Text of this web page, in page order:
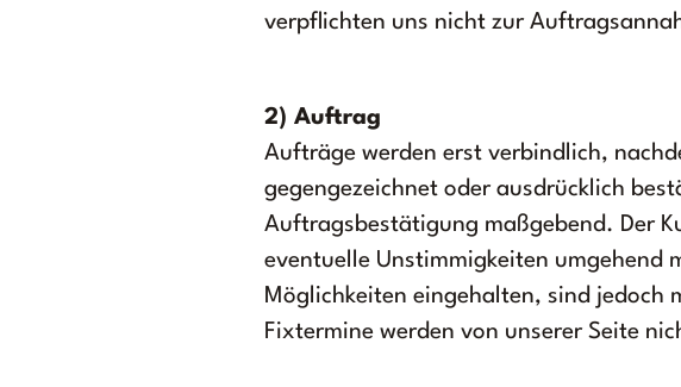
verpflichten uns nicht zur
2) Auftrag
Aufträge werden erst verbindlich,
gegengezeichnet oder ausdrücklich
Auftragsbestätigung maßgebend. Der
eventuelle Unstimmigkeiten umgehend
Möglichkeiten eingehalten, sind jedoch
Fixtermine werden von unserer Seite